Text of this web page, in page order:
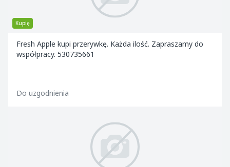
Kupię
Fresh Apple kupi przerywkę. Każda ilość. Zapraszamy do
współpracy. 530735661
Do uzgodnienia